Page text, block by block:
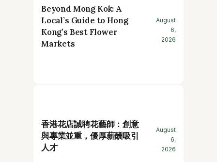
Beyond Mong Kok: A
Local’s Guide to Hong
Kong’s Best Flower
Markets
August
6,
2026
香港花店誠聘花藝師：創意
與專業並重，優厚薪酬吸引
人才
August
6,
2026